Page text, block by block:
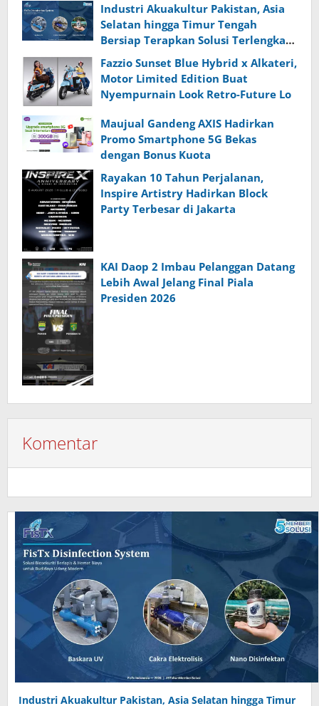
Industri Akuakultur Pakistan, Asia
Selatan hingga Timur Tengah
Bersiap Terapkan Solusi Terlengkap
dari Indonesia
Fazzio Sunset Blue Hybrid x Alkateri,
Motor Limited Edition Buat
Nyempurnain Look Retro-Future Lo
Maujual Gandeng AXIS Hadirkan
Promo Smartphone 5G Bekas
dengan Bonus Kuota
Rayakan 10 Tahun Perjalanan,
Inspire Artistry Hadirkan Block
Party Terbesar di Jakarta
KAI Daop 2 Imbau Pelanggan Datang
Lebih Awal Jelang Final Piala
Presiden 2026
Komentar
Industri Akuakultur Pakistan, Asia Selatan hingga Timur